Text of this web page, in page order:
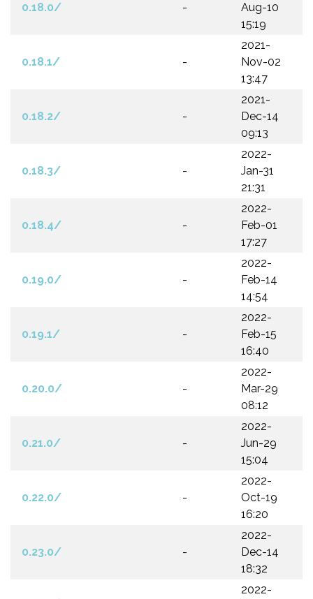
0.18.0/ -
Aug-10
15:19
0.18.1/ -
2021-
Nov-02
13:47
0.18.2/ -
2021-
Dec-14
09:13
0.18.3/ -
2022-
Jan-31
21:31
0.18.4/ -
2022-
Feb-01
17:27
0.19.0/ -
2022-
Feb-14
14:54
0.19.1/ -
2022-
Feb-15
16:40
0.20.0/ -
2022-
Mar-29
08:12
0.21.0/ -
2022-
Jun-29
15:04
0.22.0/ -
2022-
Oct-19
16:20
0.23.0/ -
2022-
Dec-14
18:32
2022-